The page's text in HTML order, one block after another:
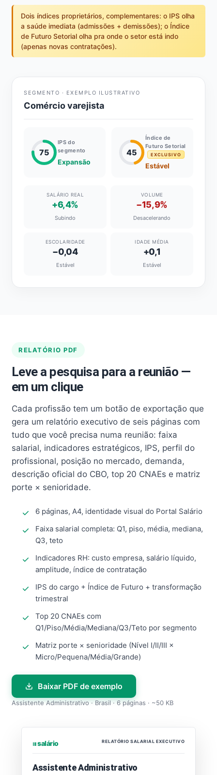
Dois índices proprietários, complementares: o IPS olha
a saúde imediata (admissões + demissões); o Índice
de Futuro Setorial olha pra onde o setor está indo
(apenas novas contratações).
SEGMENTO · EXEMPLO ILUSTRATIVO
Comércio varejista
75
IPS do
segmento
Expansão
45
Índice de
Futuro Setorial
EXCLUSIVO
Estável
SALÁRIO REAL
+6,4%
Subindo
VOLUME
−15,9%
Desacelerando
ESCOLARIDADE
−0,04
Estável
IDADE MÉDIA
+0,1
Estável
RELATÓRIO PDF
Leve a pesquisa para a reunião —
em um clique
Cada profissão tem um botão de exportação que
gera um relatório executivo de seis páginas com
tudo que você precisa numa reunião: faixa
salarial, indicadores estratégicos, IPS, perfil do
profissional, posição no mercado, demanda,
descrição oficial do CBO, top 20 CNAEs e matriz
porte × senioridade.
6 páginas, A4, identidade visual do Portal Salário
Faixa salarial completa: Q1, piso, média, mediana,
Q3, teto
Indicadores RH: custo empresa, salário líquido,
amplitude, índice de contratação
IPS do cargo + Índice de Futuro + transformação
trimestral
Top 20 CNAEs com
Q1/Piso/Média/Mediana/Q3/Teto por segmento
Matriz porte × senioridade (Nível I/II/III ×
Micro/Pequena/Média/Grande)
Baixar PDF de exemplo
Assistente Administrativo · Brasil · 6 páginas · ~50 KB
⏐⏐⏐ salário RELATÓRIO SALARIAL EXECUTIVO
Assistente Administrativo